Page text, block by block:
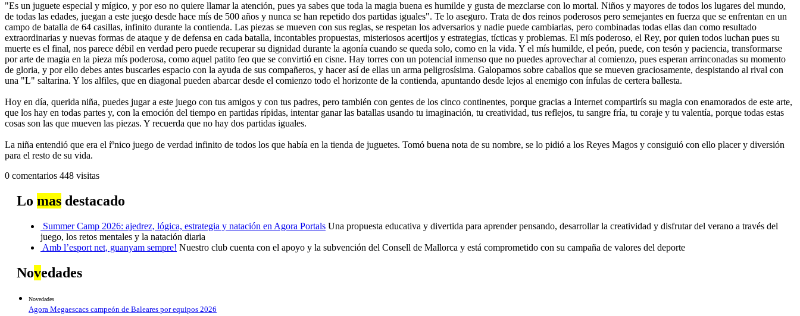
"Es un juguete especial y mígico, y por eso no quiere llamar la atención, pues ya sabes que toda la magia buena es humilde y gusta de mezclarse con lo mortal. Niños y mayores de todos los lugares del mundo,
de todas las edades, juegan a este juego desde hace mís de 500 años y nunca se han repetido dos partidas iguales". Te lo aseguro. Trata de dos reinos poderosos pero semejantes en fuerza que se enfrentan en un
campo de batalla de 64 casillas, infinito durante la contienda. Las piezas se mueven con sus reglas, se respetan los adversarios y nadie puede cambiarlas, pero combinadas todas ellas dan como resultado
extraordinarias y nuevas formas de ataque y de defensa en cada batalla, incontables propuestas, misteriosos acertijos y estrategias, tícticas y problemas. El mís poderoso, el Rey, por quien todos luchan pues su
muerte es el final, nos parece débil en verdad pero puede recuperar su dignidad durante la agoní­a cuando se queda solo, como en la vida. Y el mís humilde, el peón, puede, con tesón y paciencia, transformarse
por arte de magia en la pieza mís poderosa, como aquel patito feo que se convirtió en cisne. Hay torres con un potencial inmenso que no puedes aprovechar al comienzo, pues esperan arrinconadas su momento
de gloria, y por ello debes antes buscarles espacio con la ayuda de sus compañeros, y hacer así­ de ellas un arma peligrosí­sima. Galopamos sobre caballos que se mueven graciosamente, despistando al rival con
una "L" saltarina. Y los alfiles, que en diagonal pueden abarcar desde el comienzo todo el horizonte de la contienda, apuntando desde lejos al enemigo con í­nfulas de certera ballesta.
Hoy en dí­a, querida niña, puedes jugar a este juego con tus amigos y con tus padres, pero también con gentes de los cinco continentes, porque gracias a Internet compartirís su magia con enamorados de este arte,
que los hay en todas partes y, con la emoción del tiempo en partidas rípidas, intentar ganar las batallas usando tu imaginación, tu creatividad, tus reflejos, tu sangre frí­a, tu coraje y tu valentí­a, porque todas estas
cosas son las que mueven las piezas. Y recuerda que no hay dos partidas iguales.
La niña entendió que era el íºnico juego de verdad infinito de todos los que habí­a en la tienda de juguetes. Tomó buena nota de su nombre, se lo pidió a los Reyes Magos y consiguió con ello placer y diversión
para el resto de su vida.
0 comentarios 448 visitas
Lo mas destacado
Summer Camp 2026: ajedrez, lógica, estrategia y natación en Agora Portals Una propuesta educativa y divertida para aprender pensando, desarrollar la creatividad y disfrutar del verano a través del
juego, los retos mentales y la natación diaria
Amb l’esport net, guanyam sempre! Nuestro club cuenta con el apoyo y la subvención del Consell de Mallorca y está comprometido con su campaña de valores del deporte
Novedades
Novedades
Agora Megaescacs campeón de Baleares por equipos 2026